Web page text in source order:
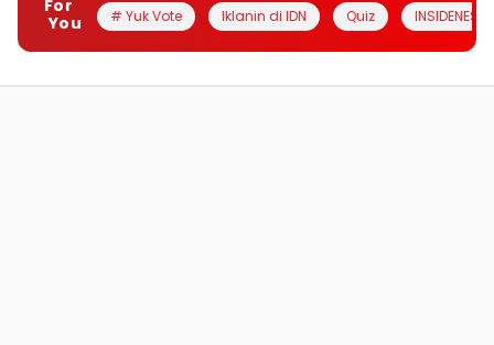
For
You
# Yuk Vote Iklanin di IDN Quiz INSIDENESIA